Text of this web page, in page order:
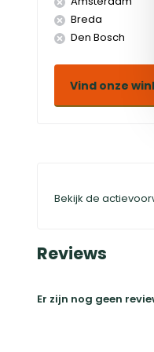
Breda
Den Bosch
Vind onze
Bekijk de
Reviews
Er zijn nog geen